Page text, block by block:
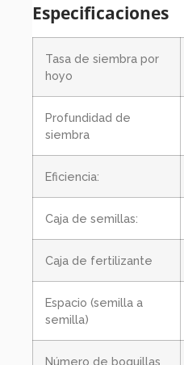
Especificaciones
Tasa de siembra por
hoyo
Profundidad de
siembra
Eficiencia:
Caja de semillas:
Caja de fertilizante
Espacio (semilla a
semilla)
Número de boquillas